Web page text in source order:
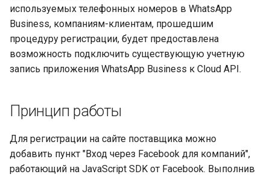
используемых телефонных номеров в WhatsApp
Business, компаниям-клиентам, прошедшим
процедуру регистрации, будет предоставлена
возможность подключить существующую учетную
запись приложения WhatsApp Business к Cloud API.
Принцип работы
Для регистрации на сайте поставщика можно
добавить пункт "Вход через Facebook для компаний",
работающий на JavaScript SDK от Facebook. Выполнив